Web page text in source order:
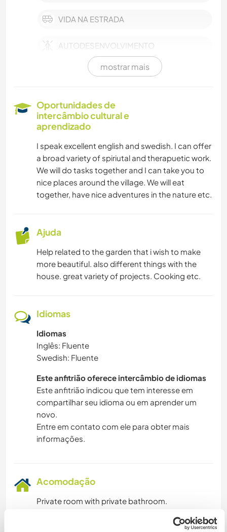
VIDA NA ESTRADA
AUTODESENVOLVIMENTO
FILMES E TV
ARTE E DESIGN
IDIOMAS
JARDINAGEM
ESCREVER
ARTES PERFORMÁTICAS
DESENHO E PINTURA
YOGA/BEM-ESTAR
NATURALEZA
FITNESS
ESPORTES AQUÁTICOS
mostrar mais
Oportunidades de
intercâmbio cultural e
aprendizado
I speak excellent english and swedish. I can offer
a broad variety of spiriutal and therapuetic work.
We will do tasks together and I can take you to
nice places around the village. We will eat
together, have nice adventures in the nature etc.
Ajuda
Help related to the garden that i wish to make
more beautiful. also different things with the
house. great variety of projects. Cooking etc.
Idiomas
Idiomas
Inglês: Fluente
Swedish: Fluente
Este anfitrião oferece intercâmbio de idiomas
Este anfitrião indicou que tem interesse em
compartilhar seu idioma ou em aprender um
novo.
Entre em contato com ele para obter mais
informações.
Acomodação
Private room with private bathroom.